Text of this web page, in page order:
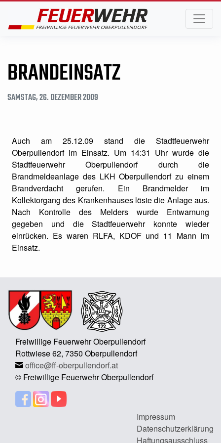
BRANDEINSATZ
SAMSTAG, 26. DEZEMBER 2009
Auch am 25.12.09 stand die Stadtfeuerwehr
Oberpullendorf im Einsatz. Um 14:31 Uhr wurde die
Stadtfeuerwehr Oberpullendorf durch die
Brandmeldeanlage des LKH Oberpullendorf zu einem
Brandverdacht gerufen. Ein Brandmelder im
Kollektorgang des Krankenhauses löste die Anlage aus.
Nach Kontrolle des Melders wurde Entwarnung
gegeben und die Stadtfeuerwehr konnte wieder
einrücken. Es waren RLFA, KDOF und 11 Mann im
Einsatz.
Freiwillige Feuerwehr Oberpullendorf
Rottwiese 62, 7350 Oberpullendorf
office@ff-oberpullendorf.at
© Freiwillige Feuerwehr Oberpullendorf
Impressum
Datenschutzerklärung
Haftungsausschluss